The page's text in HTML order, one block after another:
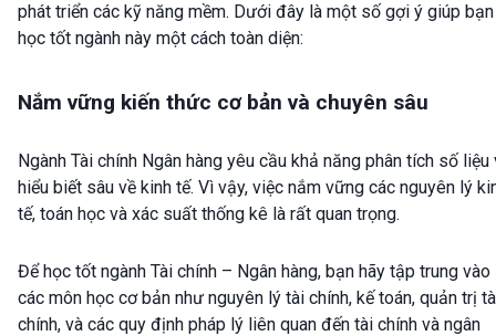
phát triển các kỹ năng mềm. Dưới đây là một số gợi ý giúp bạn
học tốt ngành này một cách toàn diện:
Nắm vững kiến thức cơ bản và chuyên sâu
Ngành Tài chính Ngân hàng yêu cầu khả năng phân tích số liệu
hiểu biết sâu về kinh tế. Vì vậy, việc nắm vững các nguyên lý
tế, toán học và xác suất thống kê là rất quan trọng.
Để học tốt ngành Tài chính – Ngân hàng, bạn hãy tập trung vào
các môn học cơ bản như nguyên lý tài chính, kế toán, quản trị
chính, và các quy định pháp lý liên quan đến tài chính và ngân